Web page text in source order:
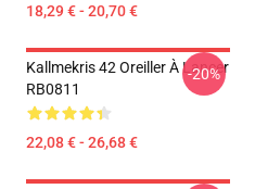
18,29 € - 20,70 €
Kallmekris 42 Oreiller À Lancer
RB0811
22,08 € - 26,68 €
-20%